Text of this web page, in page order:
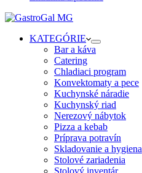
KATEGÓRIE
Bar a káva
Catering
Chladiaci program
Konvektomaty a pece
Kuchynské náradie
Kuchynský riad
Nerezový nábytok
Pizza a kebab
Príprava potravín
Skladovanie a hygiena
Stolové zariadenia
Stolový inventár